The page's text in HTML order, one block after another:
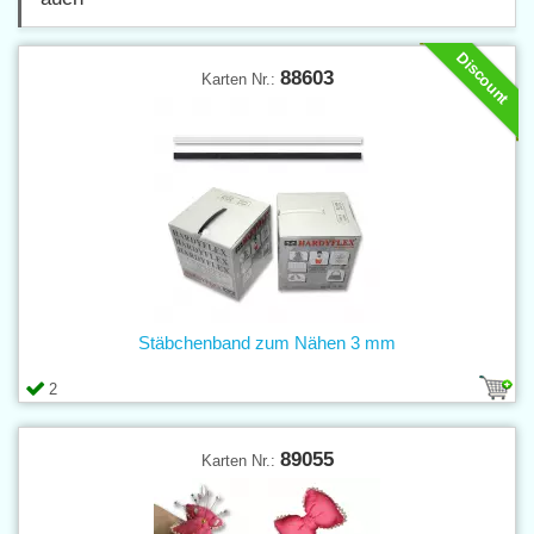
Discount
Karten Nr.: 88603
2
Stäbchenband zum Nähen 3 mm
Karten Nr.: 89055